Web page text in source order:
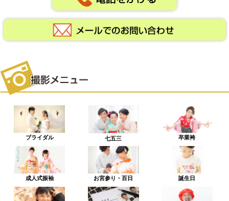
ブライダル 七五三 卒業袴
成人式振袖 お宮参り・百日 誕生日